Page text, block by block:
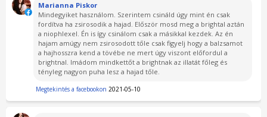
Marianna Piskor
Mindegyiket használom. Szerintem csináld úgy mint én csak
fordítva ha zsirosodik a hajad. Először mosd meg a brightal aztán
a niophlexel. Én is így csinálom csak a másikkal kezdek. Az én
hajam amúgy nem zsirosodott tőle csak figyelj hogy a balzsamot
a hajhosszra kend a tövébe ne mert úgy viszont előfordul a
brightnal. Imádom mindkettőt a brightnak az illatát főleg és
tényleg nagyon puha lesz a hajad tőle.
Megtekintés a facebookon 2021-05-10